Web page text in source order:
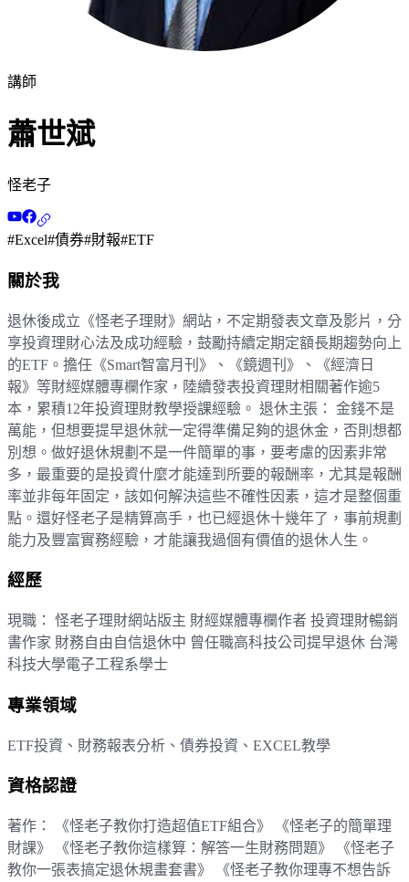
講師
蕭世斌
怪老子
#Excel#債券#財報#ETF
關於我
退休後成立《怪老子理財》網站，不定期發表文章及影片，分
享投資理財心法及成功經驗，鼓勵持續定期定額長期趨勢向上
的ETF。擔任《Smart智富月刊》、《鏡週刊》、《經濟日
報》等財經媒體專欄作家，陸續發表投資理財相關著作逾5
本，累積12年投資理財教學授課經驗。 退休主張： 金錢不是
萬能，但想要提早退休就一定得準備足夠的退休金，否則想都
別想。做好退休規劃不是一件簡單的事，要考慮的因素非常
多，最重要的是投資什麼才能達到所要的報酬率，尤其是報酬
率並非每年固定，該如何解決這些不確性因素，這才是整個重
點。還好怪老子是精算高手，也已經退休十幾年了，事前規劃
能力及豐富實務經驗，才能讓我過個有價值的退休人生。
經歷
現職： 怪老子理財網站版主 財經媒體專欄作者 投資理財暢銷
書作家 財務自由自信退休中 曾任職高科技公司提早退休 台灣
科技大學電子工程系學士
專業領域
ETF投資、財務報表分析、債券投資、EXCEL教學
資格認證
著作： 《怪老子教你打造超值ETF組合》 《怪老子的簡單理
財課》 《怪老子教你這樣算：解答一生財務問題》 《怪老子
教你一張表搞定退休規畫套書》 《怪老子教你理專不想告訴